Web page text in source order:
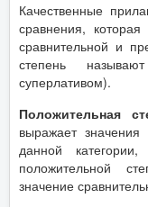
Качественные
сравнения,
сравнительной и
степень
суперлативом).
Положительная
выражает
данной
положительной
значение